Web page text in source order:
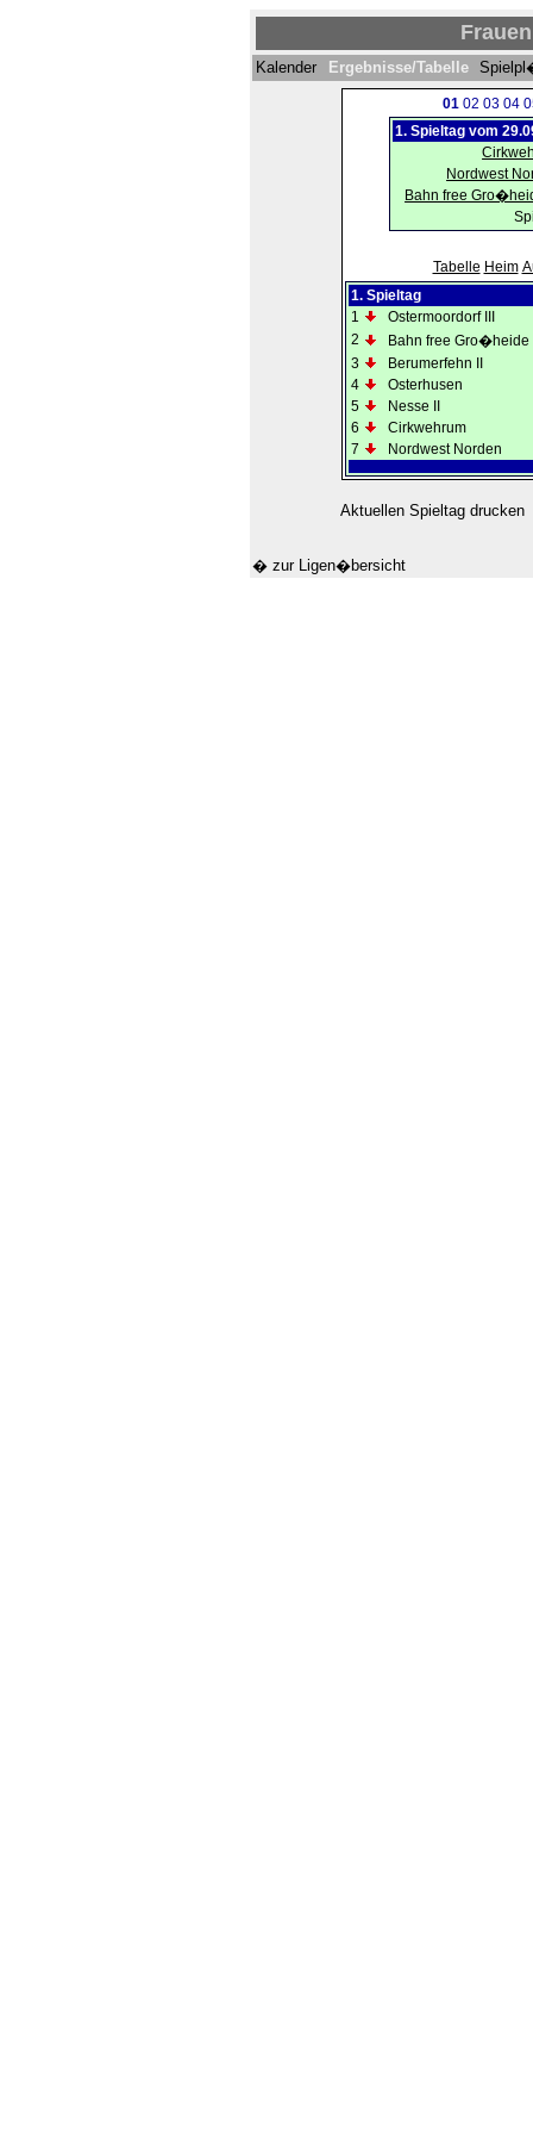
Kalender Ergebnisse/Tabelle
01 02 03 04
1. Spieltag vom
Nordwest
Bahn free
Tabelle Heim
1. Spieltag
1
Ostermoordorf III
2
Bahn free Gro�heide
3
Berumerfehn II
4
Osterhusen
5
Nesse II
6
Cirkwehrum
7
Nordwest Norden
Aktuellen Spieltag drucken
� zur Ligen�bersicht